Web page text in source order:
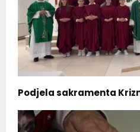
Podjela sakramenta